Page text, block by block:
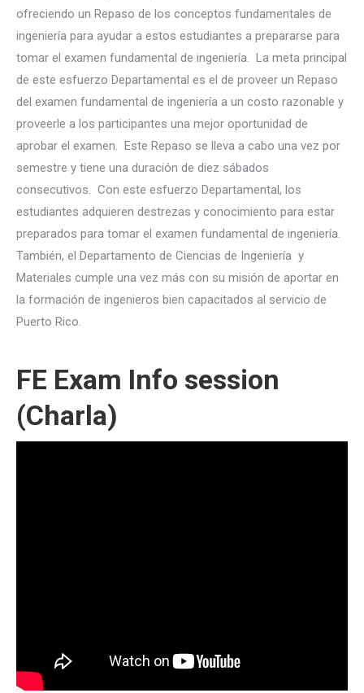
ofreciendo un Repaso de los conceptos fundamentales de
ingeniería para ayudar a estos estudiantes a prepararse para
tomar el examen fundamental de ingeniería. La meta principal
de este esfuerzo Departamental es el de proveer un Repaso
del examen fundamental de ingeniería a un costo razonable y
proveerle a los participantes una mejor oportunidad de
aprobar el examen. Este Repaso se lleva a cabo una vez por
semestre y tiene una duración de diez sábados
consecutivos. Con este esfuerzo Departamental, los
estudiantes adquieren destrezas y conocimiento para estar
preparados para tomar el examen fundamental de ingeniería.
También, el Departamento de Ciencias de Ingeniería y
Materiales cumple una vez más con su misión de aportar en
la formación de ingenieros bien capacitados al servicio de
Puerto Rico.
FE Exam Info session
(Charla)